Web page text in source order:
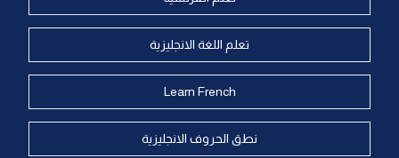
تعلم اللغة الانجليزية
Learn French
نطق الحروف الانجليزية